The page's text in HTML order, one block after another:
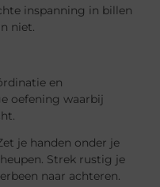
inspanning in billen
niet.
en
oefening waarbij
je handen onder je
Strek rustig je
naar achteren.